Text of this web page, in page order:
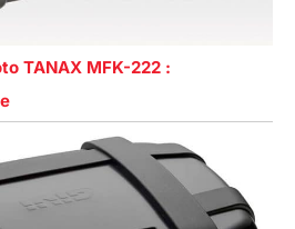
TANAX MFK-222 :